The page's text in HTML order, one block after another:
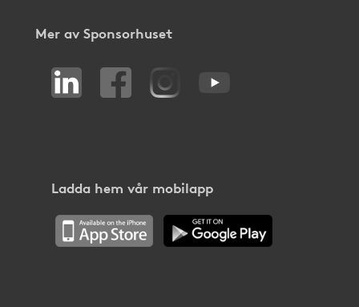
Mer av Sponsorhuset
Ladda hem vår mobilapp